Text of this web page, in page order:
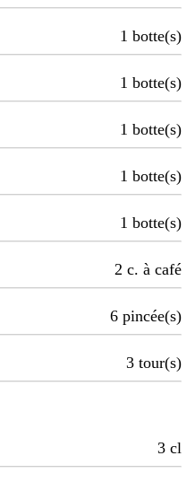
1 botte(s)
1 botte(s)
1 botte(s)
1 botte(s)
1 botte(s)
2 c. à café
6 pincée(s)
3 tour(s)
3 cl